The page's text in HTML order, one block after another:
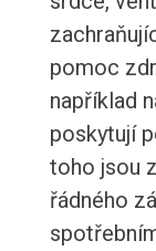
pomoc
například
poskytují
toho jsou
řádného